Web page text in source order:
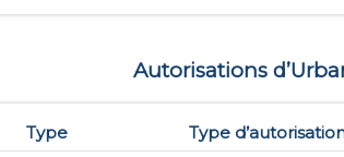
Autorisations
Type Type